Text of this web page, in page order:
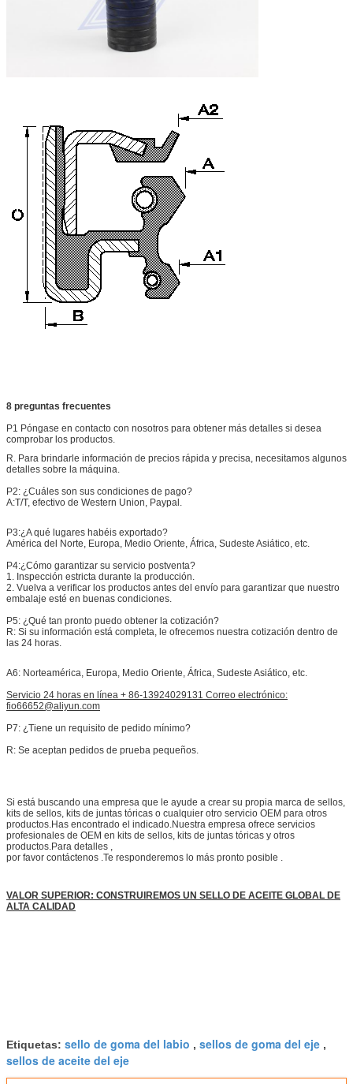
8 preguntas frecuentes
P1 Póngase en contacto con nosotros para obtener más detalles si desea
comprobar los productos.
R. Para brindarle información de precios rápida y precisa, necesitamos algunos
detalles sobre la máquina.
P2: ¿Cuáles son sus condiciones de pago?
A:T/T, efectivo de Western Union, Paypal.
P3:¿A qué lugares habéis exportado?
América del Norte, Europa, Medio Oriente, África, Sudeste Asiático, etc.
P4:¿Cómo garantizar su servicio postventa?
1. Inspección estricta durante la producción.
2. Vuelva a verificar los productos antes del envío para garantizar que nuestro
embalaje esté en buenas condiciones.
P5: ¿Qué tan pronto puedo obtener la cotización?
R: Si su información está completa, le ofrecemos nuestra cotización dentro de
las 24 horas.
A6: Norteamérica, Europa, Medio Oriente, África, Sudeste Asiático, etc.
Servicio 24 horas en línea + 86-13924029131 Correo electrónico:
fio66652@aliyun.com
P7: ¿Tiene un requisito de pedido mínimo?
R: Se aceptan pedidos de prueba pequeños.
Si está buscando una empresa que le ayude a crear su propia marca de sellos,
kits de sellos, kits de juntas tóricas o cualquier otro servicio OEM para otros
productos.Has encontrado el indicado.Nuestra empresa ofrece servicios
profesionales de OEM en kits de sellos, kits de juntas tóricas y otros
productos.Para detalles ,
por favor contáctenos .Te responderemos lo más pronto posible .
VALOR SUPERIOR: CONSTRUIREMOS UN SELLO DE ACEITE GLOBAL DE
ALTA CALIDAD
Etiquetas: sello de goma del labio , sellos de goma del eje ,
sellos de aceite del eje